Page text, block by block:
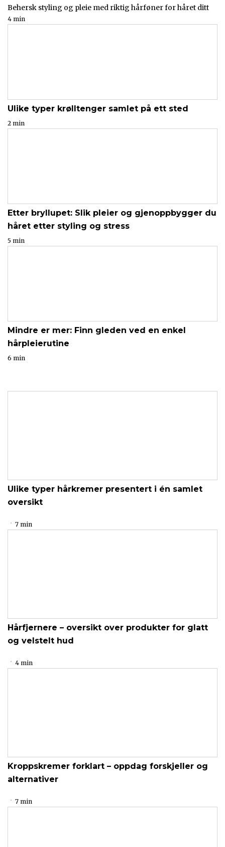
Behersk styling og pleie med riktig hårføner for håret ditt
4 min
Ulike typer krølltenger samlet på ett sted
2 min
Etter bryllupet: Slik pleier og gjenoppbygger du
håret etter styling og stress
5 min
Mindre er mer: Finn gleden ved en enkel
hårpleierutine
6 min
Ulike typer hårkremer presentert i én samlet
oversikt
7 min
Hårfjernere – oversikt over produkter for glatt
og velstelt hud
4 min
Kroppskremer forklart – oppdag forskjeller og
alternativer
7 min